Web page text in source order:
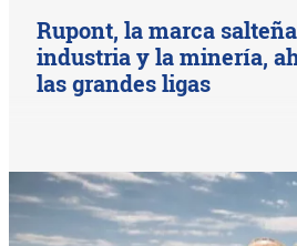
Rupont, la marca
industria y la minería,
las grandes ligas